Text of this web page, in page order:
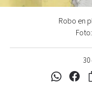
30
Robo en